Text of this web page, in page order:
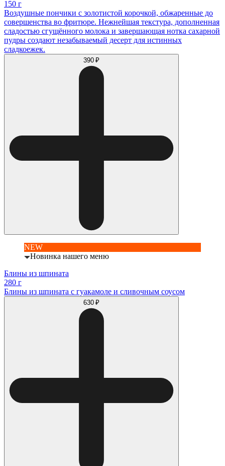
150 г
Воздушные пончики с золотистой корочкой, обжаренные до
совершенства во фритюре. Нежнейшая текстура, дополненная
сладостью сгущённого молока и завершающая нотка сахарной
пудры создают незабываемый десерт для истинных
сладкоежек.
390 ₽
NEW
Новинка нашего меню
Блины из шпината
280 г
Блины из шпината с гуакамоле и сливочным соусом
630 ₽